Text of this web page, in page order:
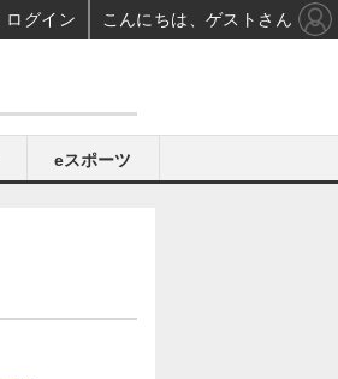
eスポーツ
ログイン こんにちは、ゲストさん